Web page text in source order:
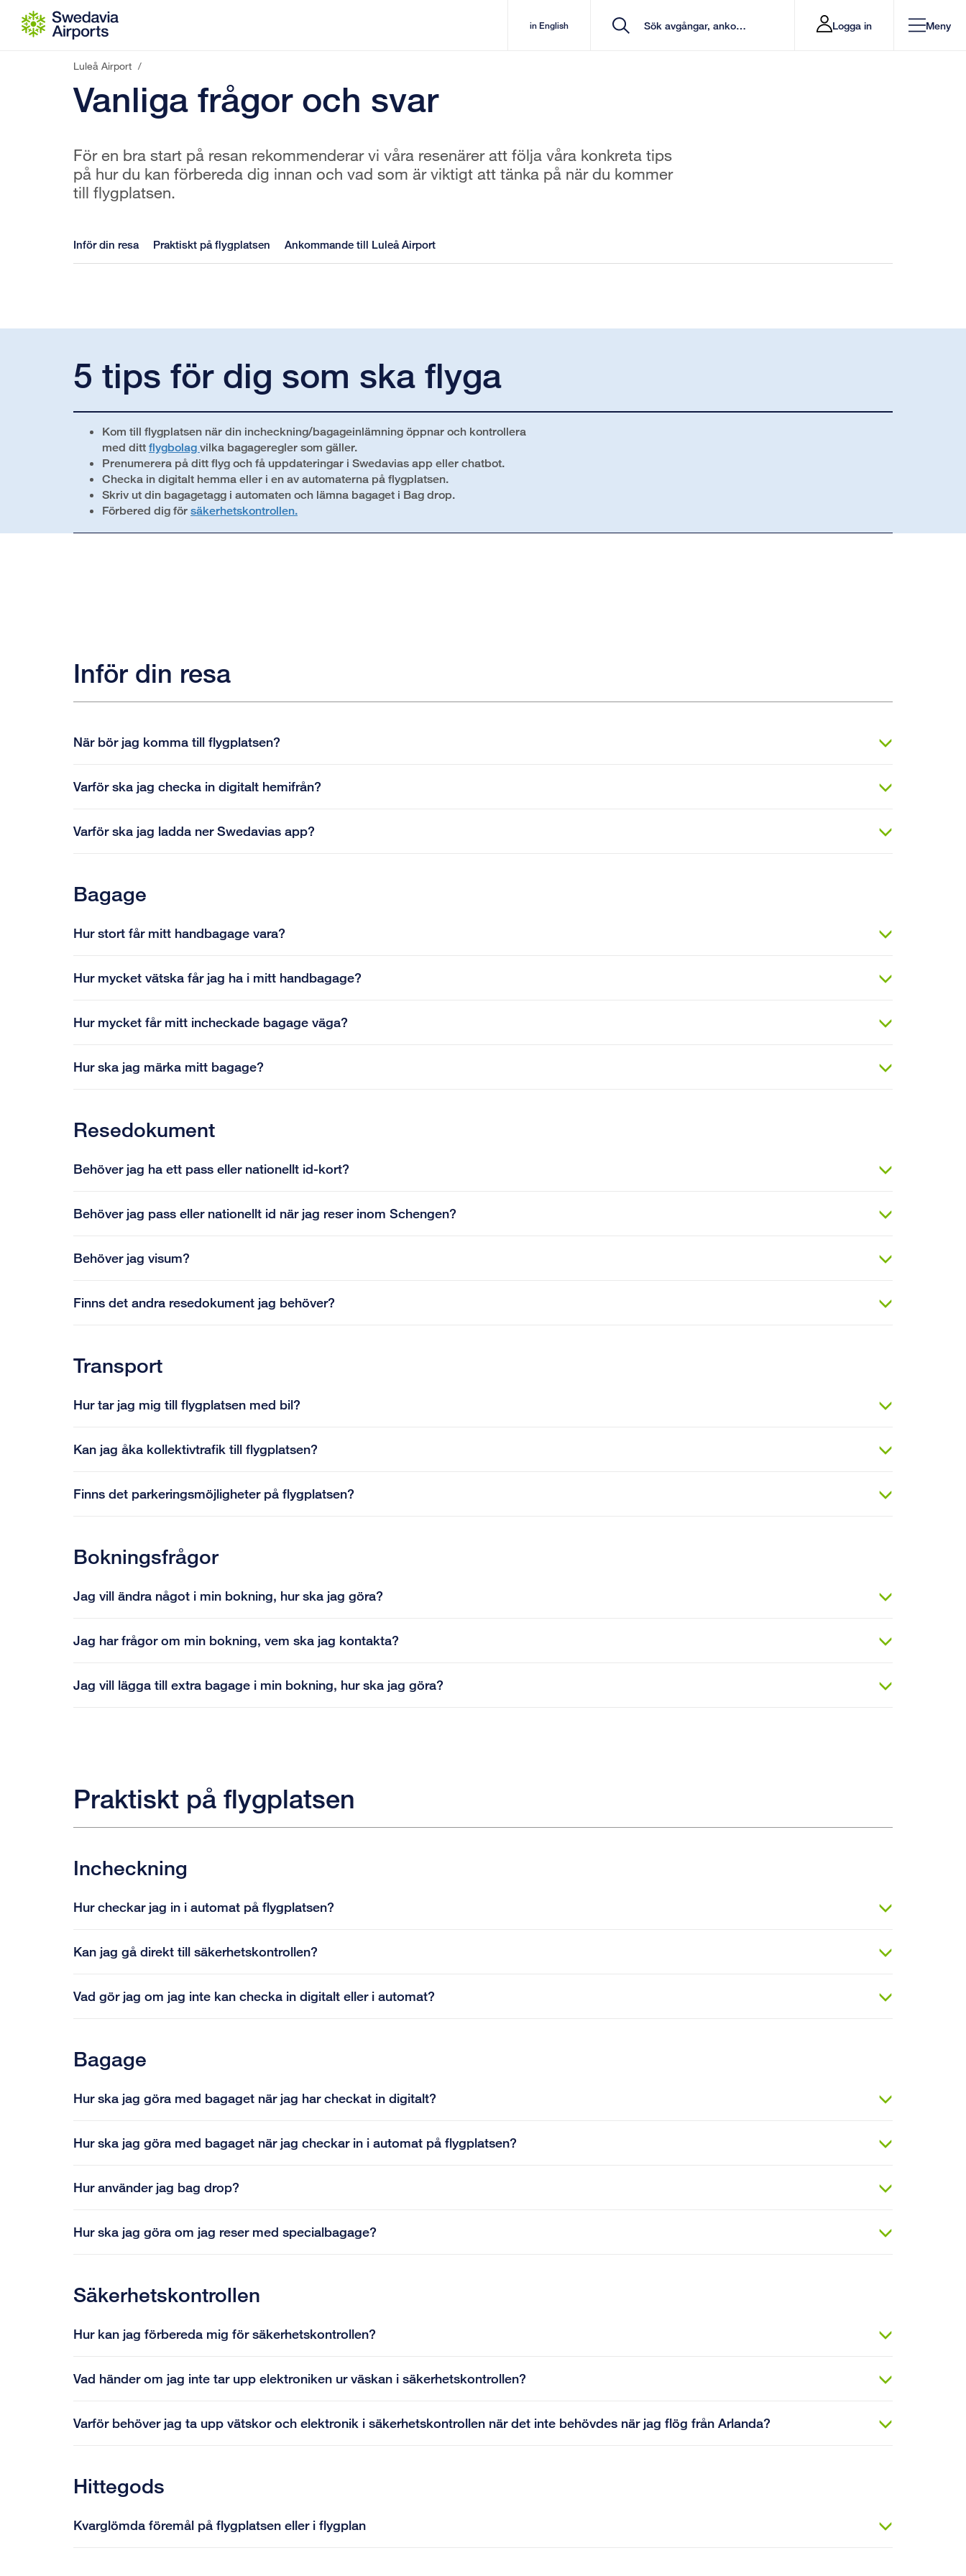
Gå till innehåll
in English Logga in Meny
Luleå Airport /
Vanliga frågor och svar
För en bra start på resan rekommenderar vi våra resenärer att följa våra konkreta tips
på hur du kan förbereda dig innan och vad som är viktigt att tänka på när du kommer
till flygplatsen.
Inför din resa Praktiskt på flygplatsen Ankommande till Luleå Airport
5 tips för dig som ska flyga
Kom till flygplatsen när din incheckning/bagageinlämning öppnar och kontrollera
med ditt flygbolag vilka bagageregler som gäller.
Prenumerera på ditt flyg och få uppdateringar i Swedavias app eller chatbot.
Checka in digitalt hemma eller i en av automaterna på flygplatsen.
Skriv ut din bagagetagg i automaten och lämna bagaget i Bag drop.
Förbered dig för säkerhetskontrollen.
Inför din resa
När bör jag komma till flygplatsen?
Varför ska jag checka in digitalt hemifrån?
Varför ska jag ladda ner Swedavias app?
Bagage
Hur stort får mitt handbagage vara?
Hur mycket vätska får jag ha i mitt handbagage?
Hur mycket får mitt incheckade bagage väga?
Hur ska jag märka mitt bagage?
Resedokument
Behöver jag ha ett pass eller nationellt id-kort?
Behöver jag pass eller nationellt id när jag reser inom Schengen?
Behöver jag visum?
Finns det andra resedokument jag behöver?
Transport
Hur tar jag mig till flygplatsen med bil?
Kan jag åka kollektivtrafik till flygplatsen?
Finns det parkeringsmöjligheter på flygplatsen?
Bokningsfrågor
Jag vill ändra något i min bokning, hur ska jag göra?
Jag har frågor om min bokning, vem ska jag kontakta?
Jag vill lägga till extra bagage i min bokning, hur ska jag göra?
Praktiskt på flygplatsen
Incheckning
Hur checkar jag in i automat på flygplatsen?
Kan jag gå direkt till säkerhetskontrollen?
Vad gör jag om jag inte kan checka in digitalt eller i automat?
Bagage
Hur ska jag göra med bagaget när jag har checkat in digitalt?
Hur ska jag göra med bagaget när jag checkar in i automat på flygplatsen?
Hur använder jag bag drop?
Hur ska jag göra om jag reser med specialbagage?
Säkerhetskontrollen
Hur kan jag förbereda mig för säkerhetskontrollen?
Vad händer om jag inte tar upp elektroniken ur väskan i säkerhetskontrollen?
Varför behöver jag ta upp vätskor och elektronik i säkerhetskontrollen när det inte behövdes när jag flög från Arlanda?
Hittegods
Kvarglömda föremål på flygplatsen eller i flygplan